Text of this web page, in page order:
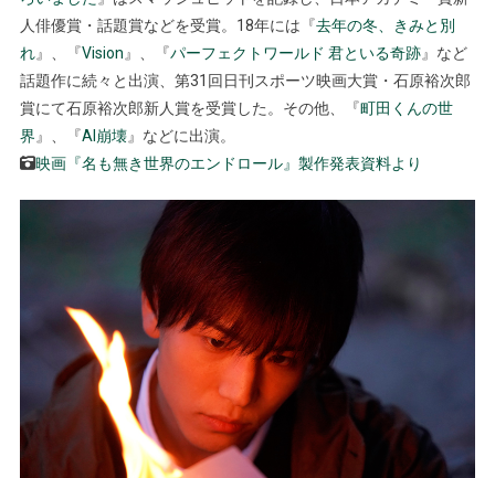
人俳優賞・話題賞などを受賞。18年には『去年の冬、きみと別
れ』、『Vision 』、『パーフェクトワールド 君といる奇跡』など
話題作に続々と出演、第31回日刊スポーツ映画大賞・石原裕次郎
賞にて石原裕次郎新人賞を受賞した。その他、『町田くんの世
界 』、『AI崩壊』などに出演。
映画『名も無き世界のエンドロール』製作発表資料より